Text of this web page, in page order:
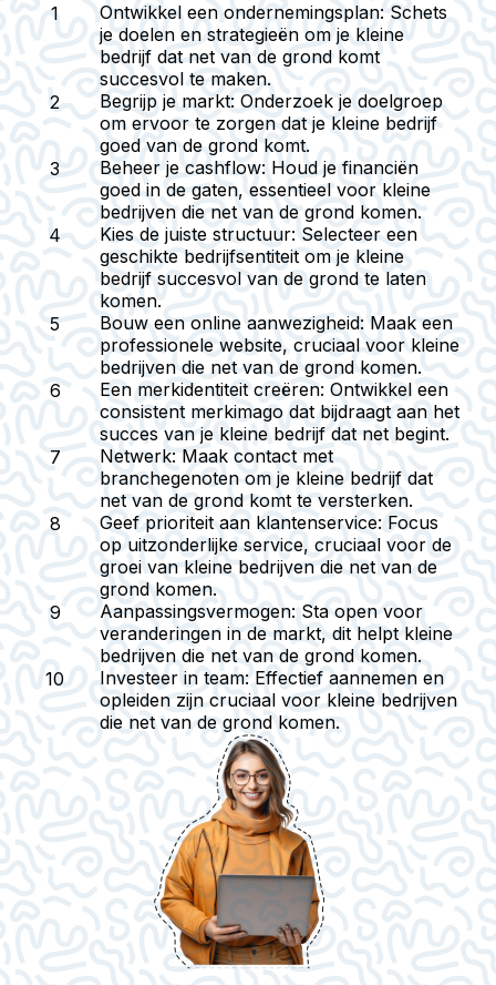
Ontwikkel een ondernemingsplan: Schets
je doelen en strategieën om je kleine
bedrijf dat net van de grond komt
succesvol te maken.
Begrijp je markt: Onderzoek je doelgroep
om ervoor te zorgen dat je kleine bedrijf
goed van de grond komt.
Beheer je cashflow: Houd je financiën
goed in de gaten, essentieel voor kleine
bedrijven die net van de grond komen.
Kies de juiste structuur: Selecteer een
geschikte bedrijfsentiteit om je kleine
bedrijf succesvol van de grond te laten
komen.
Bouw een online aanwezigheid: Maak een
professionele website, cruciaal voor kleine
bedrijven die net van de grond komen.
Een merkidentiteit creëren: Ontwikkel een
consistent merkimago dat bijdraagt aan het
succes van je kleine bedrijf dat net begint.
Netwerk: Maak contact met
branchegenoten om je kleine bedrijf dat
net van de grond komt te versterken.
Geef prioriteit aan klantenservice: Focus
op uitzonderlijke service, cruciaal voor de
groei van kleine bedrijven die net van de
grond komen.
Aanpassingsvermogen: Sta open voor
veranderingen in de markt, dit helpt kleine
bedrijven die net van de grond komen.
Investeer in team: Effectief aannemen en
opleiden zijn cruciaal voor kleine bedrijven
die net van de grond komen.